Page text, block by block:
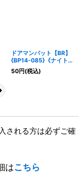
ドアマンバット【BR】
{BP14-085}《ナイトメ
ア》
50円(税込)
される方は必ずご確
はこちら